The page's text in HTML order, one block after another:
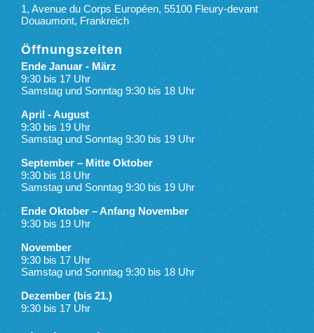
1, Avenue du Corps Européen, 55100 Fleury-devant
Douaumont, Frankreich
Öffnungszeiten
Ende Januar - März
9:30 bis 17 Uhr
Samstag und Sonntag 9:30 bis 18 Uhr
April - August
9:30 bis 19 Uhr
Samstag und Sonntag 9:30 bis 19 Uhr
September – Mitte Oktober
9:30 bis 18 Uhr
Samstag und Sonntag 9:30 bis 19 Uhr
Ende Oktober – Anfang November
9:30 bis 19 Uhr
November
9:30 bis 17 Uhr
Samstag und Sonntag 9:30 bis 18 Uhr
Dezember (bis 21.)
9:30 bis 17 Uhr